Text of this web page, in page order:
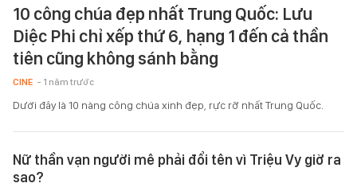
10 công chúa đẹp nhất Trung Quốc: Lưu
Diệc Phi chỉ xếp thứ 6, hạng 1 đến cả thần
tiên cũng không sánh bằng
CINE - 1 năm trước
Dưới đây là 10 nàng công chúa xinh đẹp, rực rỡ nhất Trung Quốc.
Nữ thần vạn người mê phải đổi tên vì Triệu Vy giờ ra
sao?